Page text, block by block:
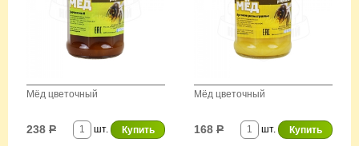
Мёд цветочный
шт.
238 Р
Мёд цветочный
шт.
168 Р